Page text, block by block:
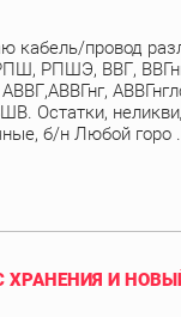
кабель/провод
РПШЭ, ВВГ,
АВВГ,АВВГнг,
Остатки,
б/н Любой горо
ХРАНЕНИЯ И